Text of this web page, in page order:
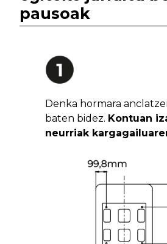
pausoak
Denka hormara
baten bidez. Kontuan
neurriak